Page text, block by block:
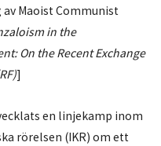
Maoist Communist
in the
On the Recent Exchange
]
en linjekamp inom
rörelsen (IKR) om ett